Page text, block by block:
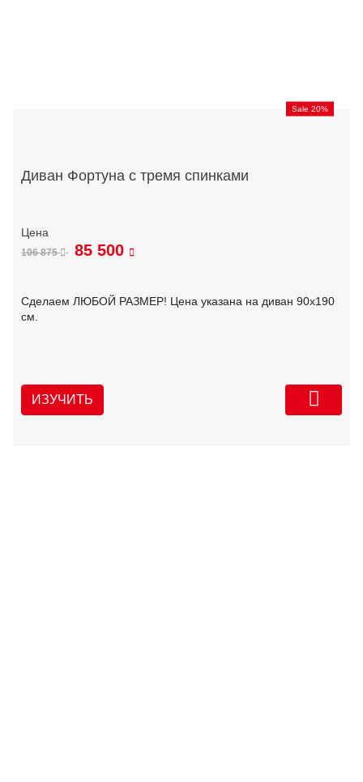
Sale 20%
Диван Фортуна с тремя спинками
106 875 85 500
Сделаем ЛЮБОЙ РАЗМЕР! Цена указана на диван 90х190
см.
ИЗУЧИТЬ